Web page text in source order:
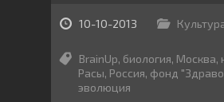
10-10-2013
BrainUp, биология, Москва,
Расы, Россия, фонд
эволюция